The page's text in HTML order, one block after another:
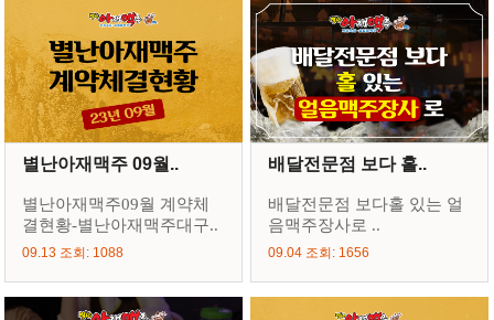
별난아재맥주 09월..
별난아재맥주09월 계약체
결현황-별난아재맥주대구..
09.13 조회: 1088
배달전문점 보다 홀..
배달전문점 보다홀 있는 얼
음맥주장사로 ..
09.04 조회: 1656